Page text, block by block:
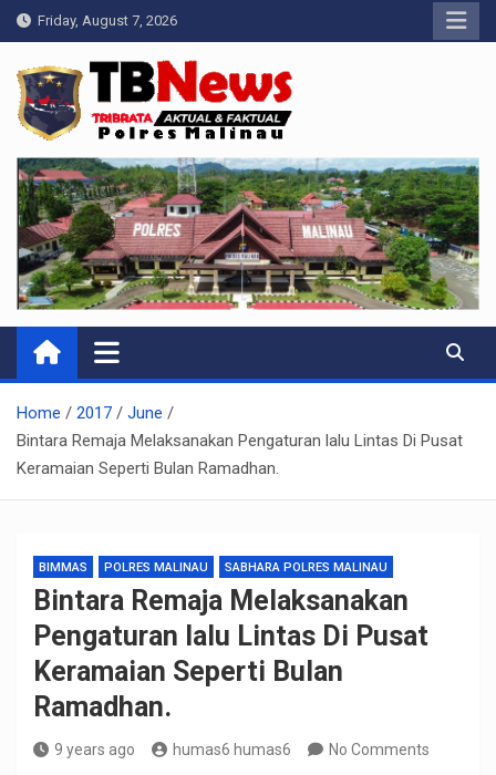
Skip
to
content
Friday, August 7, 2026
Pelangiresmalinau.com
Beranda Warta Bhayangkara
Home 2017
June
Bintara Remaja Melaksanakan Pengaturan lalu Lintas Di Pusat
Keramaian Seperti Bulan Ramadhan.
BIMMAS POLRES MALINAU SABHARA POLRES MALINAU
Bintara Remaja Melaksanakan
Pengaturan lalu Lintas Di Pusat
Keramaian Seperti Bulan
Ramadhan.
9 years ago humas6 humas6 No Comments